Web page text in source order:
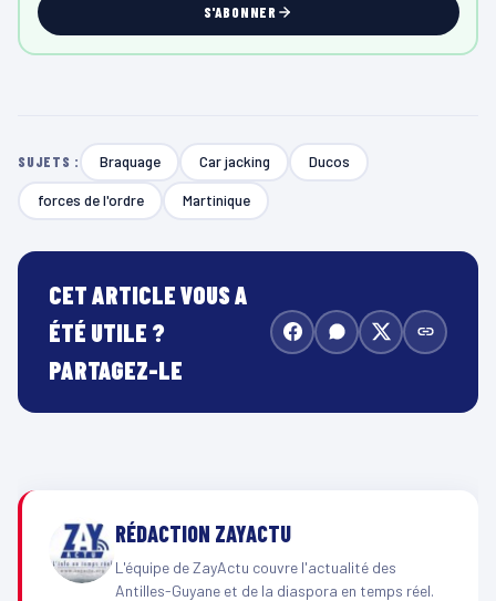
S'ABONNER
SUJETS : Braquage Car jacking Ducos
forces de l'ordre Martinique
CET ARTICLE VOUS A
ÉTÉ UTILE ?
PARTAGEZ-LE
RÉDACTION ZAYACTU
L'équipe de ZayActu couvre l'actualité des
Antilles-Guyane et de la diaspora en temps réel.